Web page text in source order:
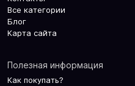
Все категории
Блог
Карта сайта
Полезная информация
Как покупать?